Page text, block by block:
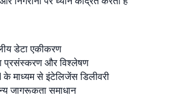
डेटा एकीकरण
प्रसंस्करण और विश्लेषण
के माध्यम से इंटेलिजेंस डिलीवरी
जागरूकता समाधान